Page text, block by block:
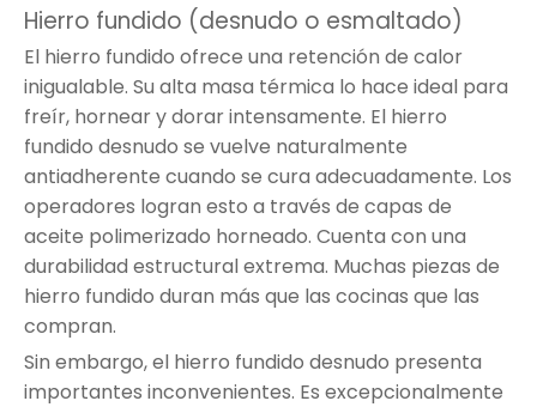
Hierro fundido (desnudo o esmaltado)
El hierro fundido ofrece una retención de calor
inigualable. Su alta masa térmica lo hace ideal para
freír, hornear y dorar intensamente. El hierro
fundido desnudo se vuelve naturalmente
antiadherente cuando se cura adecuadamente. Los
operadores logran esto a través de capas de
aceite polimerizado horneado. Cuenta con una
durabilidad estructural extrema. Muchas piezas de
hierro fundido duran más que las cocinas que las
compran.
Sin embargo, el hierro fundido desnudo presenta
importantes inconvenientes. Es excepcionalmente